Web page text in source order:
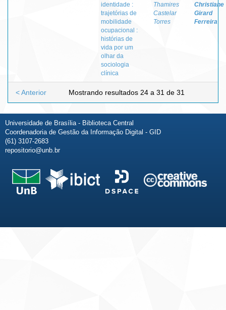
identidade :
trajetórias de
mobilidade
ocupacional :
histórias de
vida por um
olhar da
sociologia
clínica
Thamires
Castelar
Torres
Christiane
Girard
Ferreira
Mostrando resultados 24 a 31 de 31
< Anterior
Universidade de Brasília - Biblioteca Central
Coordenadoria de Gestão da Informação Digital - GID
(61) 3107-2683
repositorio@unb.br